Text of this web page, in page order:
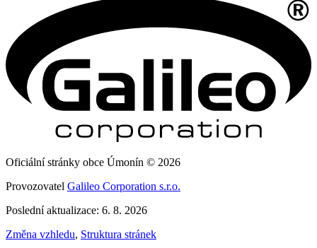
Oficiální stránky obce Úmonín © 2026
Provozovatel Galileo Corporation s.r.o.
Poslední aktualizace: 6. 8. 2026
Změna vzhledu, Struktura stránek